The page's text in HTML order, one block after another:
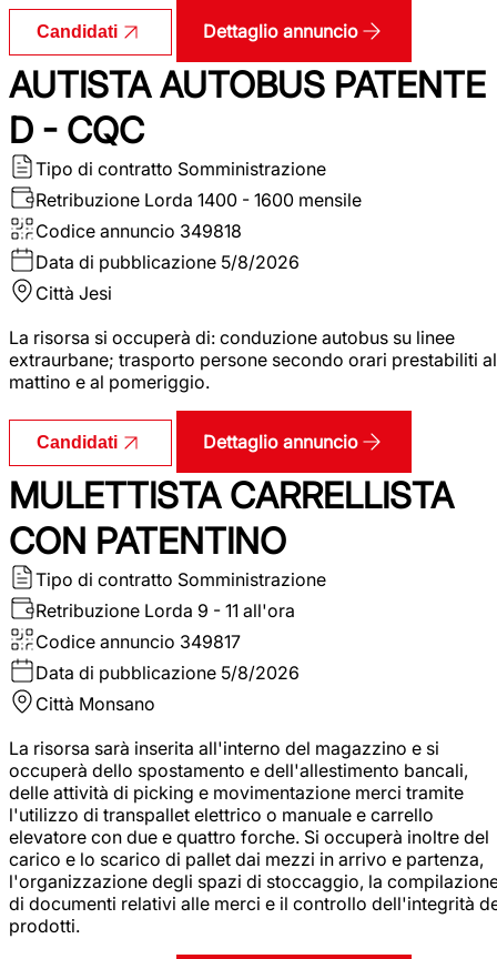
Candidati Dettaglio annuncio
AUTISTA AUTOBUS PATENTE
D - CQC
Tipo di contratto Somministrazione
Retribuzione Lorda 1400 - 1600 mensile
Codice annuncio 349818
Data di pubblicazione 5/8/2026
Città Jesi
La risorsa si occuperà di: conduzione autobus su linee
extraurbane; trasporto persone secondo orari prestabiliti al
mattino e al pomeriggio.
Candidati Dettaglio annuncio
MULETTISTA CARRELLISTA
CON PATENTINO
Tipo di contratto Somministrazione
Retribuzione Lorda 9 - 11 all'ora
Codice annuncio 349817
Data di pubblicazione 5/8/2026
Città Monsano
La risorsa sarà inserita all'interno del magazzino e si
occuperà dello spostamento e dell'allestimento bancali,
delle attività di picking e movimentazione merci tramite
l'utilizzo di transpallet elettrico o manuale e carrello
elevatore con due e quattro forche. Si occuperà inoltre del
carico e lo scarico di pallet dai mezzi in arrivo e partenza,
l'organizzazione degli spazi di stoccaggio, la
di documenti relativi alle merci e il controllo dell'integrità
prodotti.